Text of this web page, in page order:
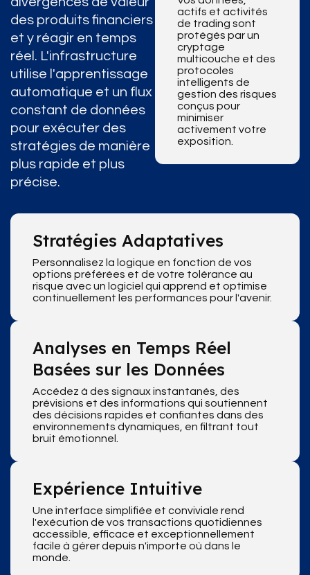
des produits financiers
et y réagir en temps
réel. L'infrastructure
utilise l'apprentissage
automatique et un flux
constant de données
pour exécuter des
stratégies de manière
plus rapide et plus
précise.
actifs et activités
de trading sont
protégés par un
cryptage
multicouche et des
protocoles
intelligents de
gestion des risques
conçus pour
minimiser
activement votre
exposition.
Stratégies Adaptatives
Personnalisez la logique en fonction de vos
options préférées et de votre tolérance au
risque avec un logiciel qui apprend et optimise
continuellement les performances pour l'avenir.
Analyses en Temps Réel
Basées sur les Données
Accédez à des signaux instantanés, des
prévisions et des informations qui soutiennent
des décisions rapides et confiantes dans des
environnements dynamiques, en filtrant tout
bruit émotionnel.
Expérience Intuitive
Une interface simplifiée et conviviale rend
l'exécution de vos transactions quotidiennes
accessible, efficace et exceptionnellement
facile à gérer depuis n'importe où dans le
monde.